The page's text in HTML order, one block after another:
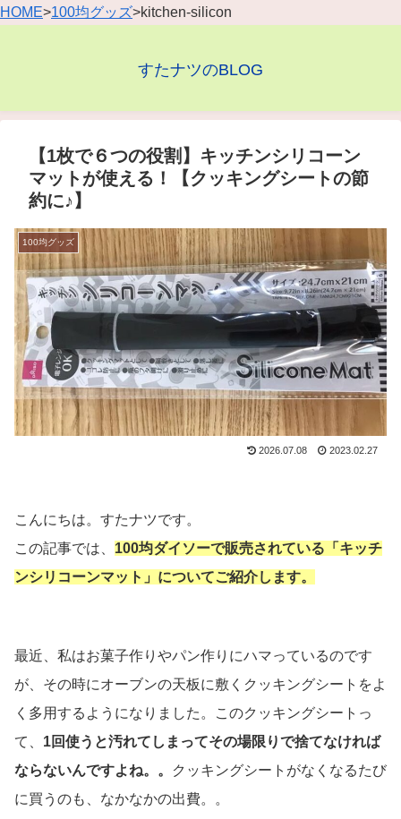
HOME>100均グッズ>kitchen-silicon
すたナツのBLOG
【1枚で６つの役割】キッチンシリコーン
マットが使える！【クッキングシートの節
約に♪】
100均グッズ
2026.07.08 2023.02.27
こんにちは。すたナツです。
この記事では、 100均ダイソーで販売されている「キッチ
ンシリコーンマット」についてご紹介します。
最近、私はお菓子作りやパン作りにハマっているのです
が、その時にオーブンの天板に敷くクッキングシートをよ
く多用するようになりました。このクッキングシートっ
て、 1回使うと汚れてしまってその場限りで捨てなければ
ならないんですよね。。
クッキングシートがなくなるたび
に買うのも、なかなかの出費。。